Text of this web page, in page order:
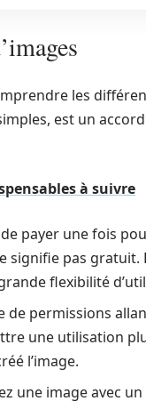
les
est un
à suivre
payer une fois
signifie pas gratuit.
flexibilité
de permissions
une utilisation
l’image.
une image avec